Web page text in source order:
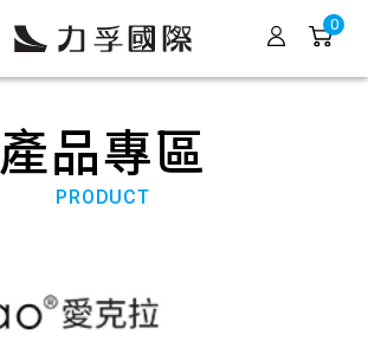
產品專區
PRODUCT
0